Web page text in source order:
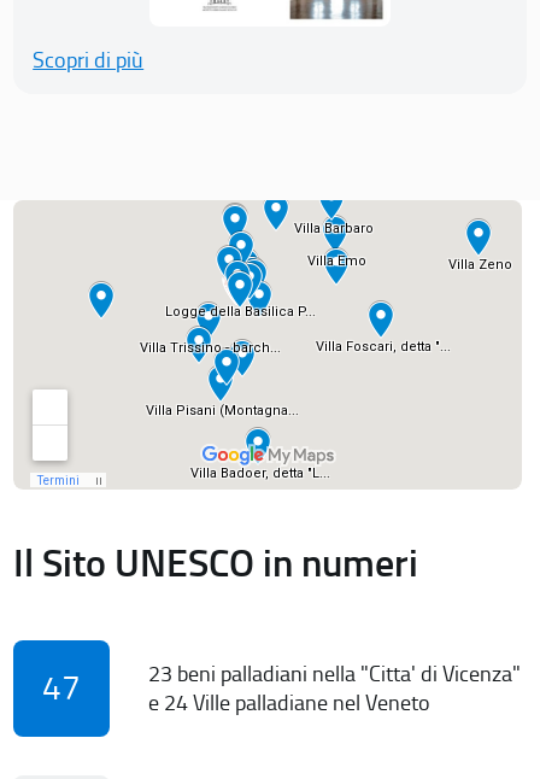
Scopri di più
Il Sito UNESCO in numeri
47
23 beni palladiani nella "Citta' di Vicenza"
e 24 Ville palladiane nel Veneto